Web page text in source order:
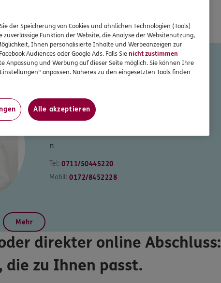
UNSER TEAM
Versicherung Adriano Paradiso
Paradiso
n
Tel: 0711/50445220
Mobil: 0172/8452228
Mehr
direkter online Abschluss:
die zu Ihnen passt.
der Speicherung von Cookies und ähnlichen Technologien (Tools)
Funktion der Website, die Analyse der Websitenutzung,
Ihnen personalisierte Inhalte und Werbeanzeigen zur
Audiences oder Google Ads. Falls Sienicht zustimmen
Anpassung und Werbung auf dieser Seite möglich. Sie können Ihre
anpassen. Näheres zu den eingesetzten Tools finden
Alle akzeptieren